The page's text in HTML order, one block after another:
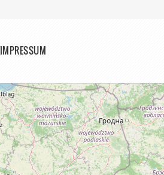
IMPRESSUM